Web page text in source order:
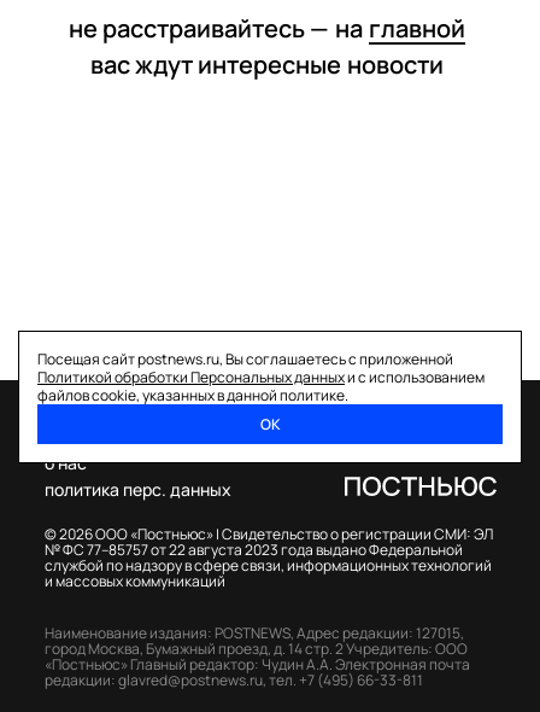
не расстраивайтесь — на главной
вас ждут интересные новости
Посещая сайт postnews.ru, Вы соглашаетесь с приложенной
Политикой обработки Персональных данныхи с использованием
файлов cookie, указанных в данной политике.
ОК
© 2026 ООО «Постньюс» |Свидетельство о регистрации СМИ: ЭЛ
№ ФС 77–85757 от 22 августа 2023 года выдано Федеральной
службой по надзору в сфере связи, информационных технологий
и массовых коммуникаций
о нас
политика перс. данных
Наименование издания: POSTNEWS,Адрес редакции: 127015,
город Москва, Бумажный проезд, д. 14 стр. 2Учредитель: ООО
«Постньюс» Главный редактор: Чудин А.А.Электронная почта
редакции:glavred@postnews.ru,тел. +7 (495) 66-33-811